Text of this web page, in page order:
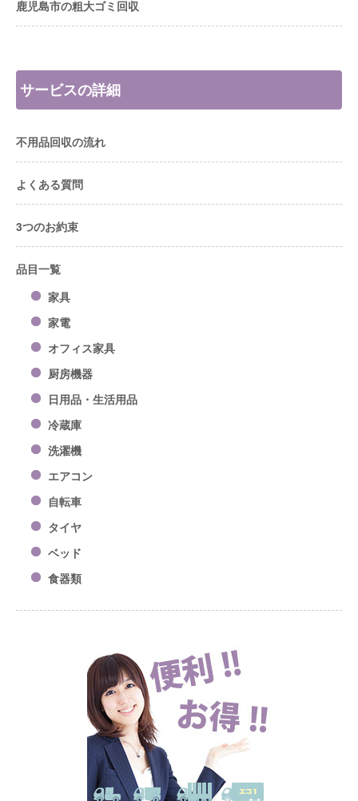
鹿児島市の粗大ゴミ回収
サービスの詳細
不用品回収の流れ
よくある質問
3つのお約束
品目一覧
家具
家電
オフィス家具
厨房機器
日用品・生活用品
冷蔵庫
洗濯機
エアコン
自転車
タイヤ
ベッド
食器類